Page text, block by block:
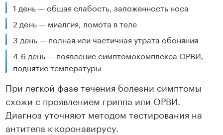
1 день — общая слабость, заложенность носа
2 день — миалгия, ломота в теле
3 день — полная или частичная утрата обоняния
4-6 день — появление симптомокомплекса ОРВИ,
поднятие температуры
При легкой фазе течения болезни симптомы
схожи с проявлением гриппа или ОРВИ.
Диагноз уточняют методом тестирования на
антитела к коронавирусу.